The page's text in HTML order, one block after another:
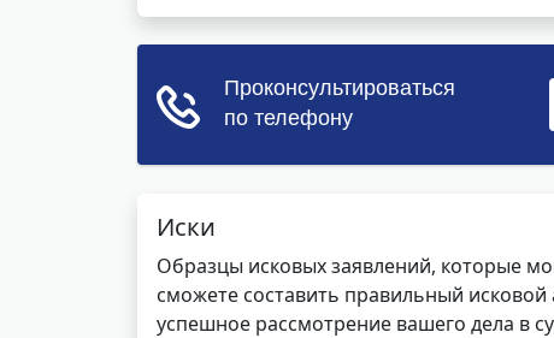
Иски
Образцы исковых заявлений, которые
сможете составить правильный
успешное рассмотрение вашего дела в